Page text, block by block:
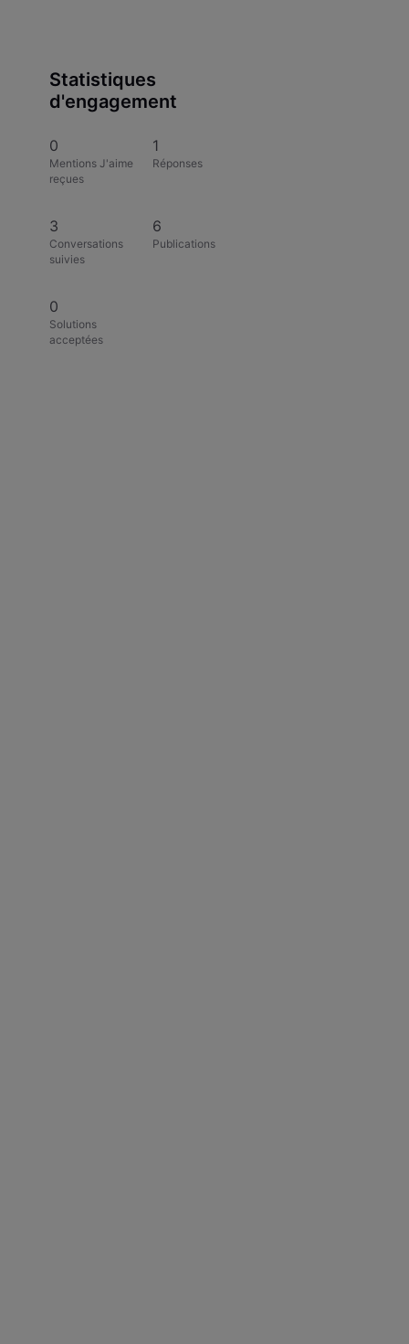
Statistiques
d'engagement
0
Mentions J'aime
reçues
1
Réponses
3
Conversations
suivies
6
Publications
0
Solutions
acceptées